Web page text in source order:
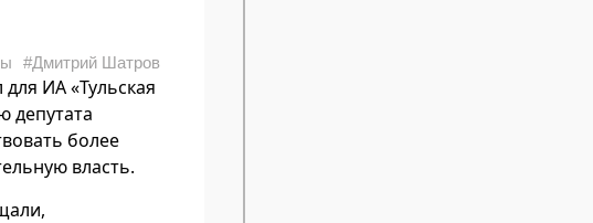
#Дмитрий Шатров
ИА «Тульская
депутата
более
власть.